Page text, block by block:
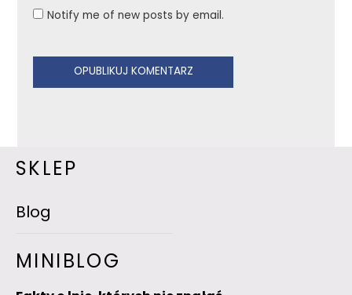
Notify me of new posts by email.
SKLEP
Blog
MINIBLOG